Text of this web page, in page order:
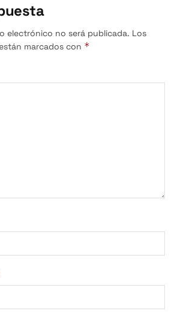
electrónico no será publicada. Los
marcados con *